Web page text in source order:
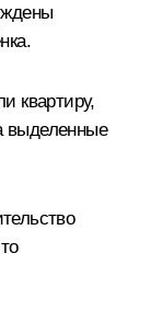
квартиру,
выделенные